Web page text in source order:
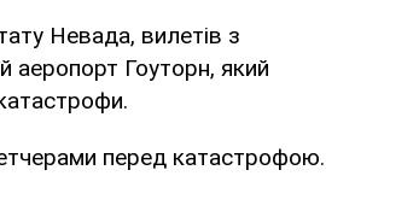
Невада, вилетів з
аеропорт Гоуторн, який
перед катастрофою.